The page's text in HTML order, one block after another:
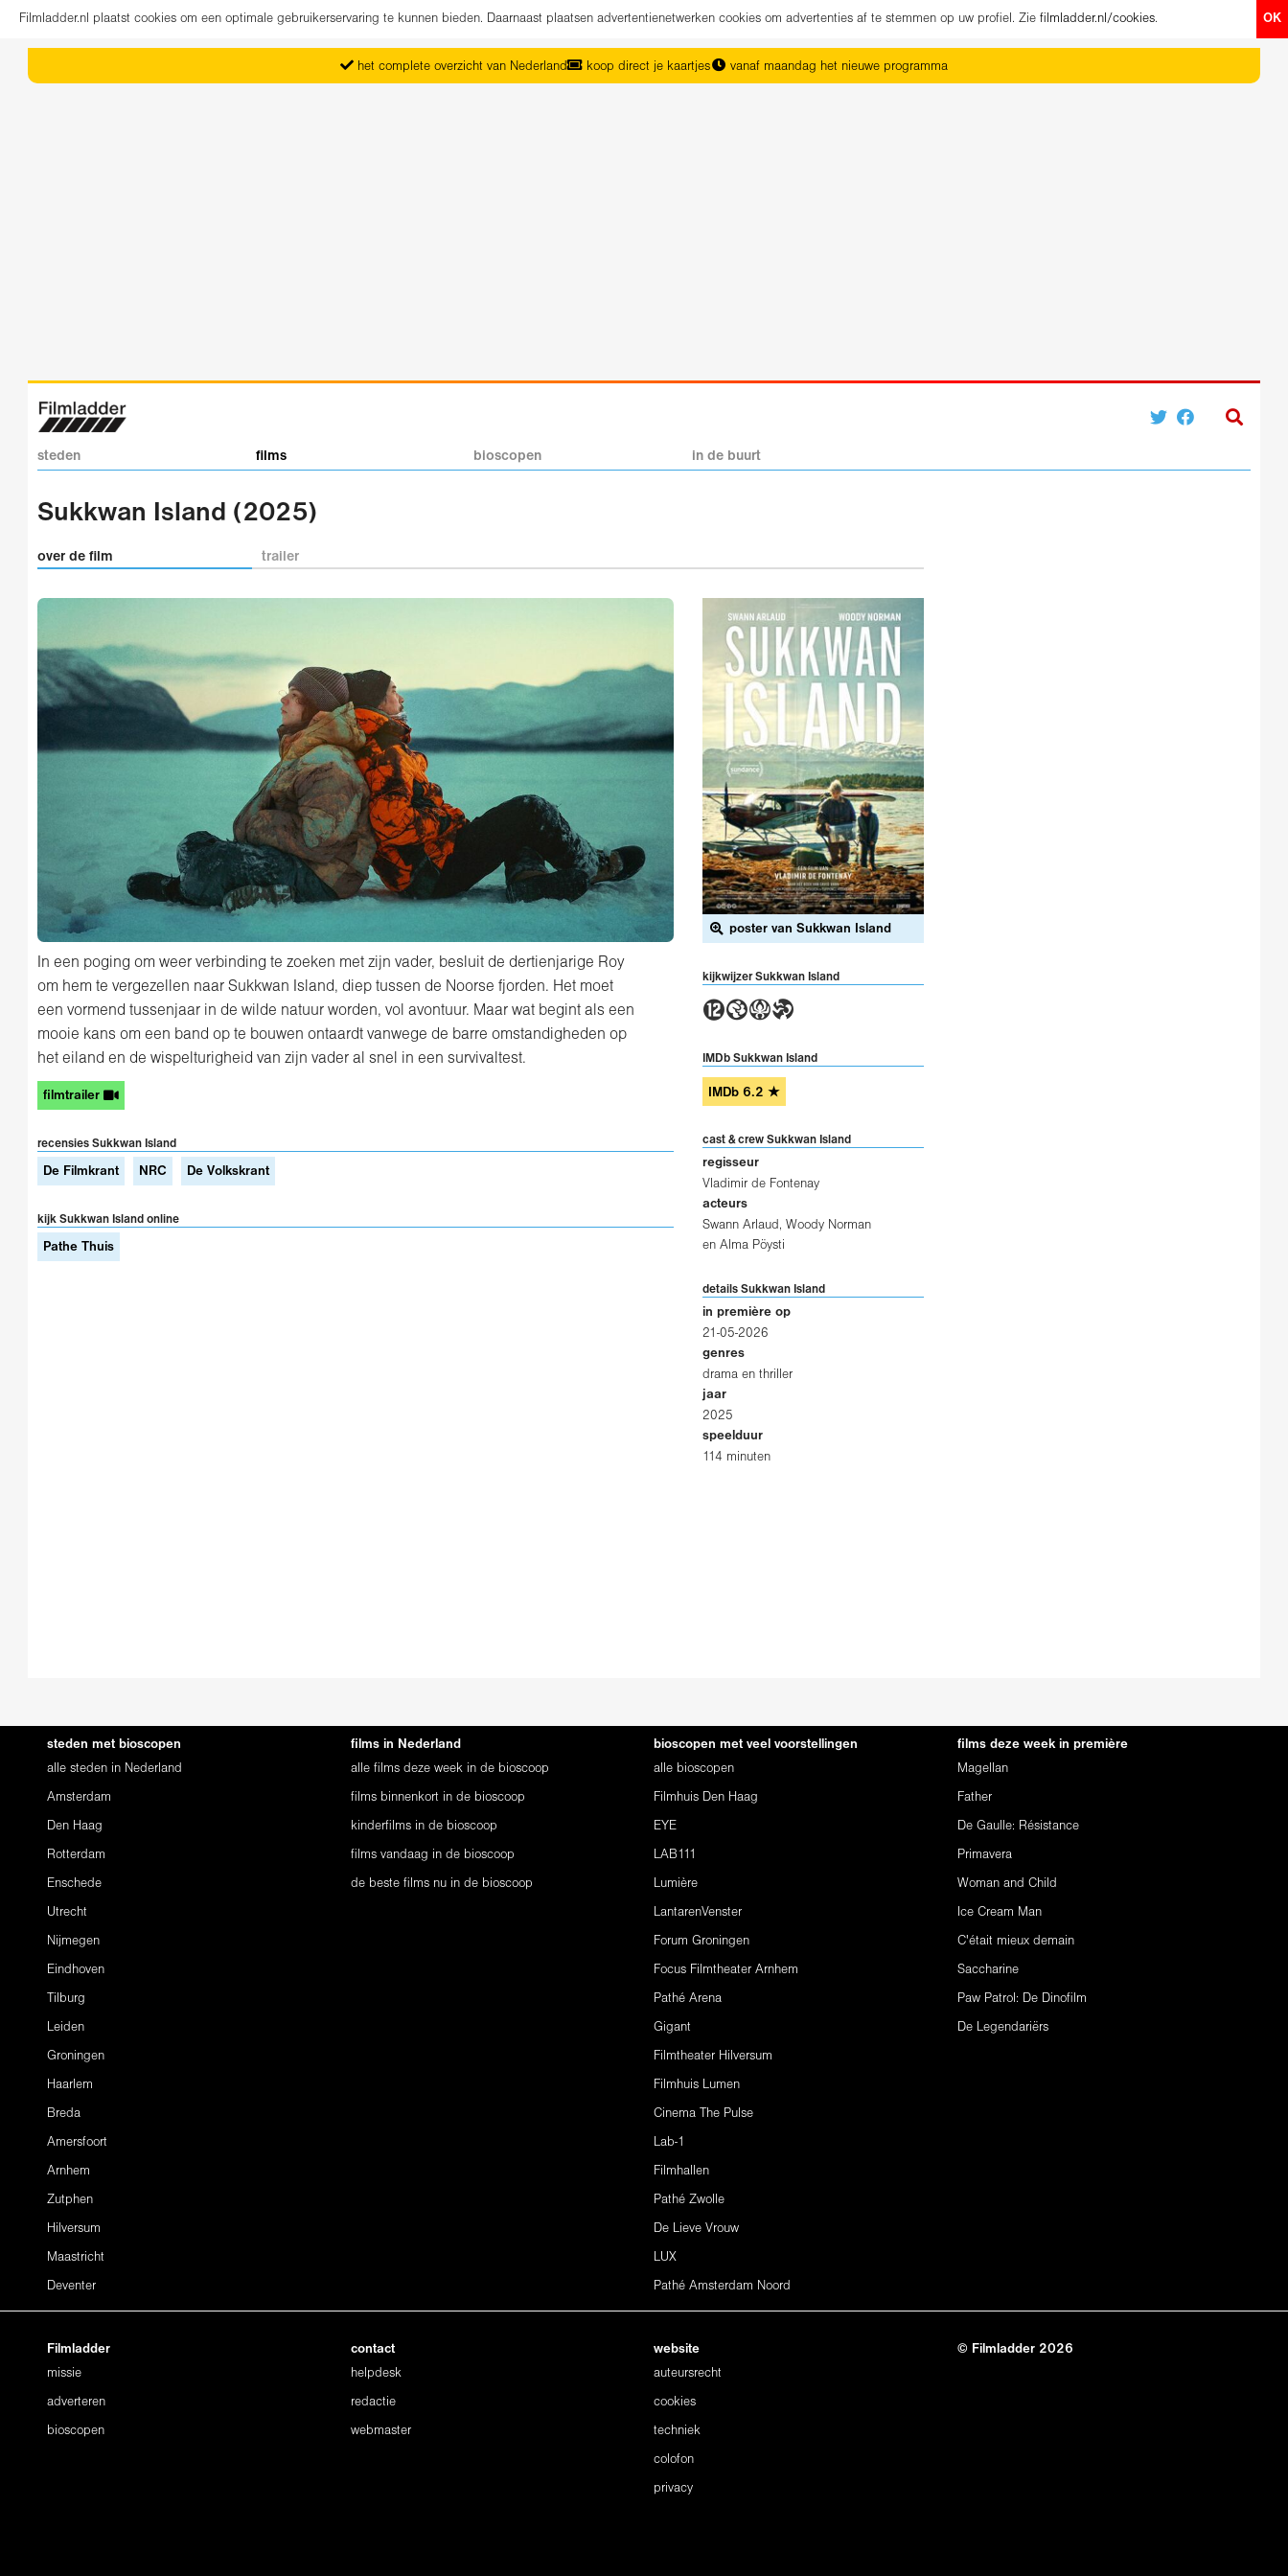
OK
Filmladder.nl plaatst cookies om een optimale gebruikerservaring te kunnen bieden. Daarnaast plaatsen advertentienetwerken cookies om advertenties af te stemmen op uw profiel. Zie filmladder.nl/cookies.
het complete overzicht van Nederland koop direct je kaartjes vanaf maandag het nieuwe programma
steden films bioscopen in de buurt
Sukkwan Island (2025)
over de film trailer
In een poging om weer verbinding te zoeken met zijn vader, besluit de dertienjarige Roy
om hem te vergezellen naar Sukkwan Island, diep tussen de Noorse fjorden. Het moet
een vormend tussenjaar in de wilde natuur worden, vol avontuur. Maar wat begint als een
mooie kans om een band op te bouwen ontaardt vanwege de barre omstandigheden op
het eiland en de wispelturigheid van zijn vader al snel in een survivaltest.
filmtrailer
recensies Sukkwan Island
De Filmkrant NRC De Volkskrant
kijk Sukkwan Island online
Pathe Thuis
poster van Sukkwan Island
kijkwijzer Sukkwan Island
4GAT
IMDb Sukkwan Island
IMDb 6.2 ★
cast & crew Sukkwan Island
regisseur
Vladimir de Fontenay
acteurs
Swann Arlaud , Woody Norman
en Alma Pöysti
details Sukkwan Island
in première op
21-05-2026
genres
drama en thriller
jaar
2025
speelduur
114 minuten
steden met bioscopen
alle steden in Nederland
Amsterdam
Den Haag
Rotterdam
Enschede
Utrecht
Nijmegen
Eindhoven
Tilburg
Leiden
Groningen
Haarlem
Breda
Amersfoort
Arnhem
Zutphen
Hilversum
Maastricht
Deventer
films in Nederland
alle films deze week in de bioscoop
films binnenkort in de bioscoop
kinderfilms in de bioscoop
films vandaag in de bioscoop
de beste films nu in de bioscoop
bioscopen met veel voorstellingen
alle bioscopen
Filmhuis Den Haag
EYE
LAB111
Lumière
LantarenVenster
Forum Groningen
Focus Filmtheater Arnhem
Pathé Arena
Gigant
Filmtheater Hilversum
Filmhuis Lumen
Cinema The Pulse
Lab-1
Filmhallen
Pathé Zwolle
De Lieve Vrouw
LUX
Pathé Amsterdam Noord
films deze week in première
Magellan
Father
De Gaulle: Résistance
Primavera
Woman and Child
Ice Cream Man
C'était mieux demain
Saccharine
Paw Patrol: De Dinofilm
De Legendariërs
Filmladder
missie
adverteren
bioscopen
contact
helpdesk
redactie
webmaster
website
auteursrecht
cookies
techniek
colofon
privacy
© Filmladder 2026